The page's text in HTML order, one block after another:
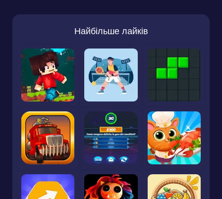
Найбільше лайків